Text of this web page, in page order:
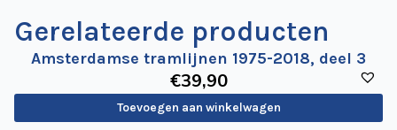
Gerelateerde producten
Amsterdamse tramlijnen 1975-2018, deel 3
€39,90
Toevoegen aan winkelwagen